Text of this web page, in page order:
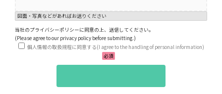
図面・写真などがあればお送りください
当社のプライバシーポリシーに同意の上、送信してください。
(Please agree to our privacy policy before submitting.)
個人情報の取扱規程に同意する(I agree to the handling of personal information)
必須